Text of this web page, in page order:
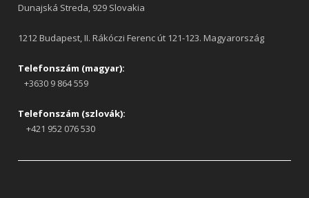
Dunajská Streda, 929 Slovakia
1212 Budapest, II. Rákóczi Ferenc út 121-123. Magyarország
Telefonszám (magyar):
+3630 9 864 559
Telefonszám (szlovák):
+421 952 076 530